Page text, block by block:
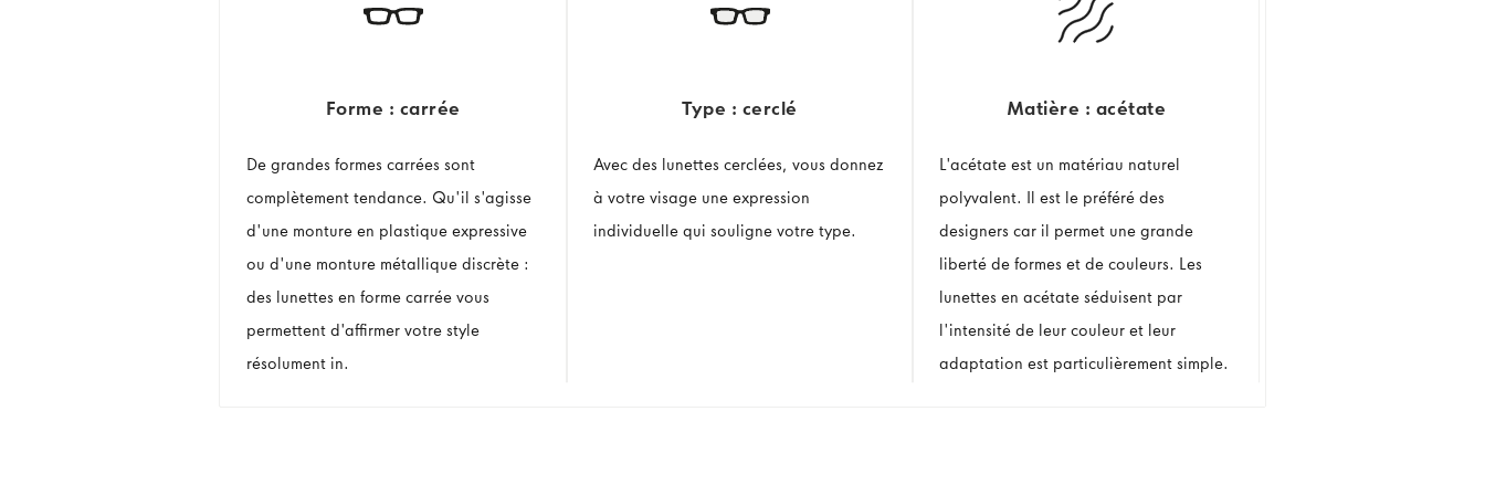
Forme : carrée
De grandes formes carrées sont
complètement tendance. Qu'il s'agisse
d'une monture en plastique expressive
ou d'une monture métallique discrète :
des lunettes en forme carrée vous
permettent d'affirmer votre style
résolument in.
Type : cerclé
Avec des lunettes cerclées, vous donnez
à votre visage une expression
individuelle qui souligne votre type.
Matière : acétate
L'acétate est un matériau naturel
polyvalent. Il est le préféré des
designers car il permet une grande
liberté de formes et de couleurs. Les
lunettes en acétate séduisent par
l'intensité de leur couleur et leur
adaptation est particulièrement simple.